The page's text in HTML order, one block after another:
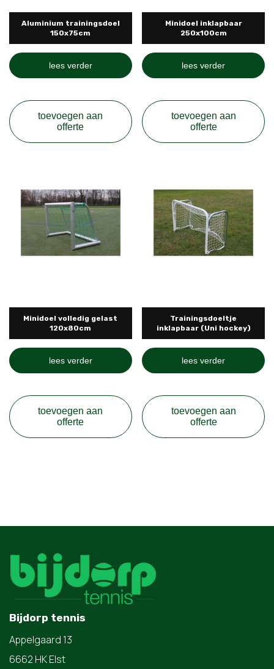
Aluminium trainingsdoel
150x75cm
lees verder
toevoegen aan
offerte
Minidoel inklapbaar
250x100cm
lees verder
toevoegen aan
offerte
Minidoel volledig gelast
120x80cm
lees verder
toevoegen aan
offerte
Trainingsdoeltje
inklapbaar (Uni hockey)
lees verder
toevoegen aan
offerte
Bijdorp tennis
Appelgaard 13
6662 HK Elst